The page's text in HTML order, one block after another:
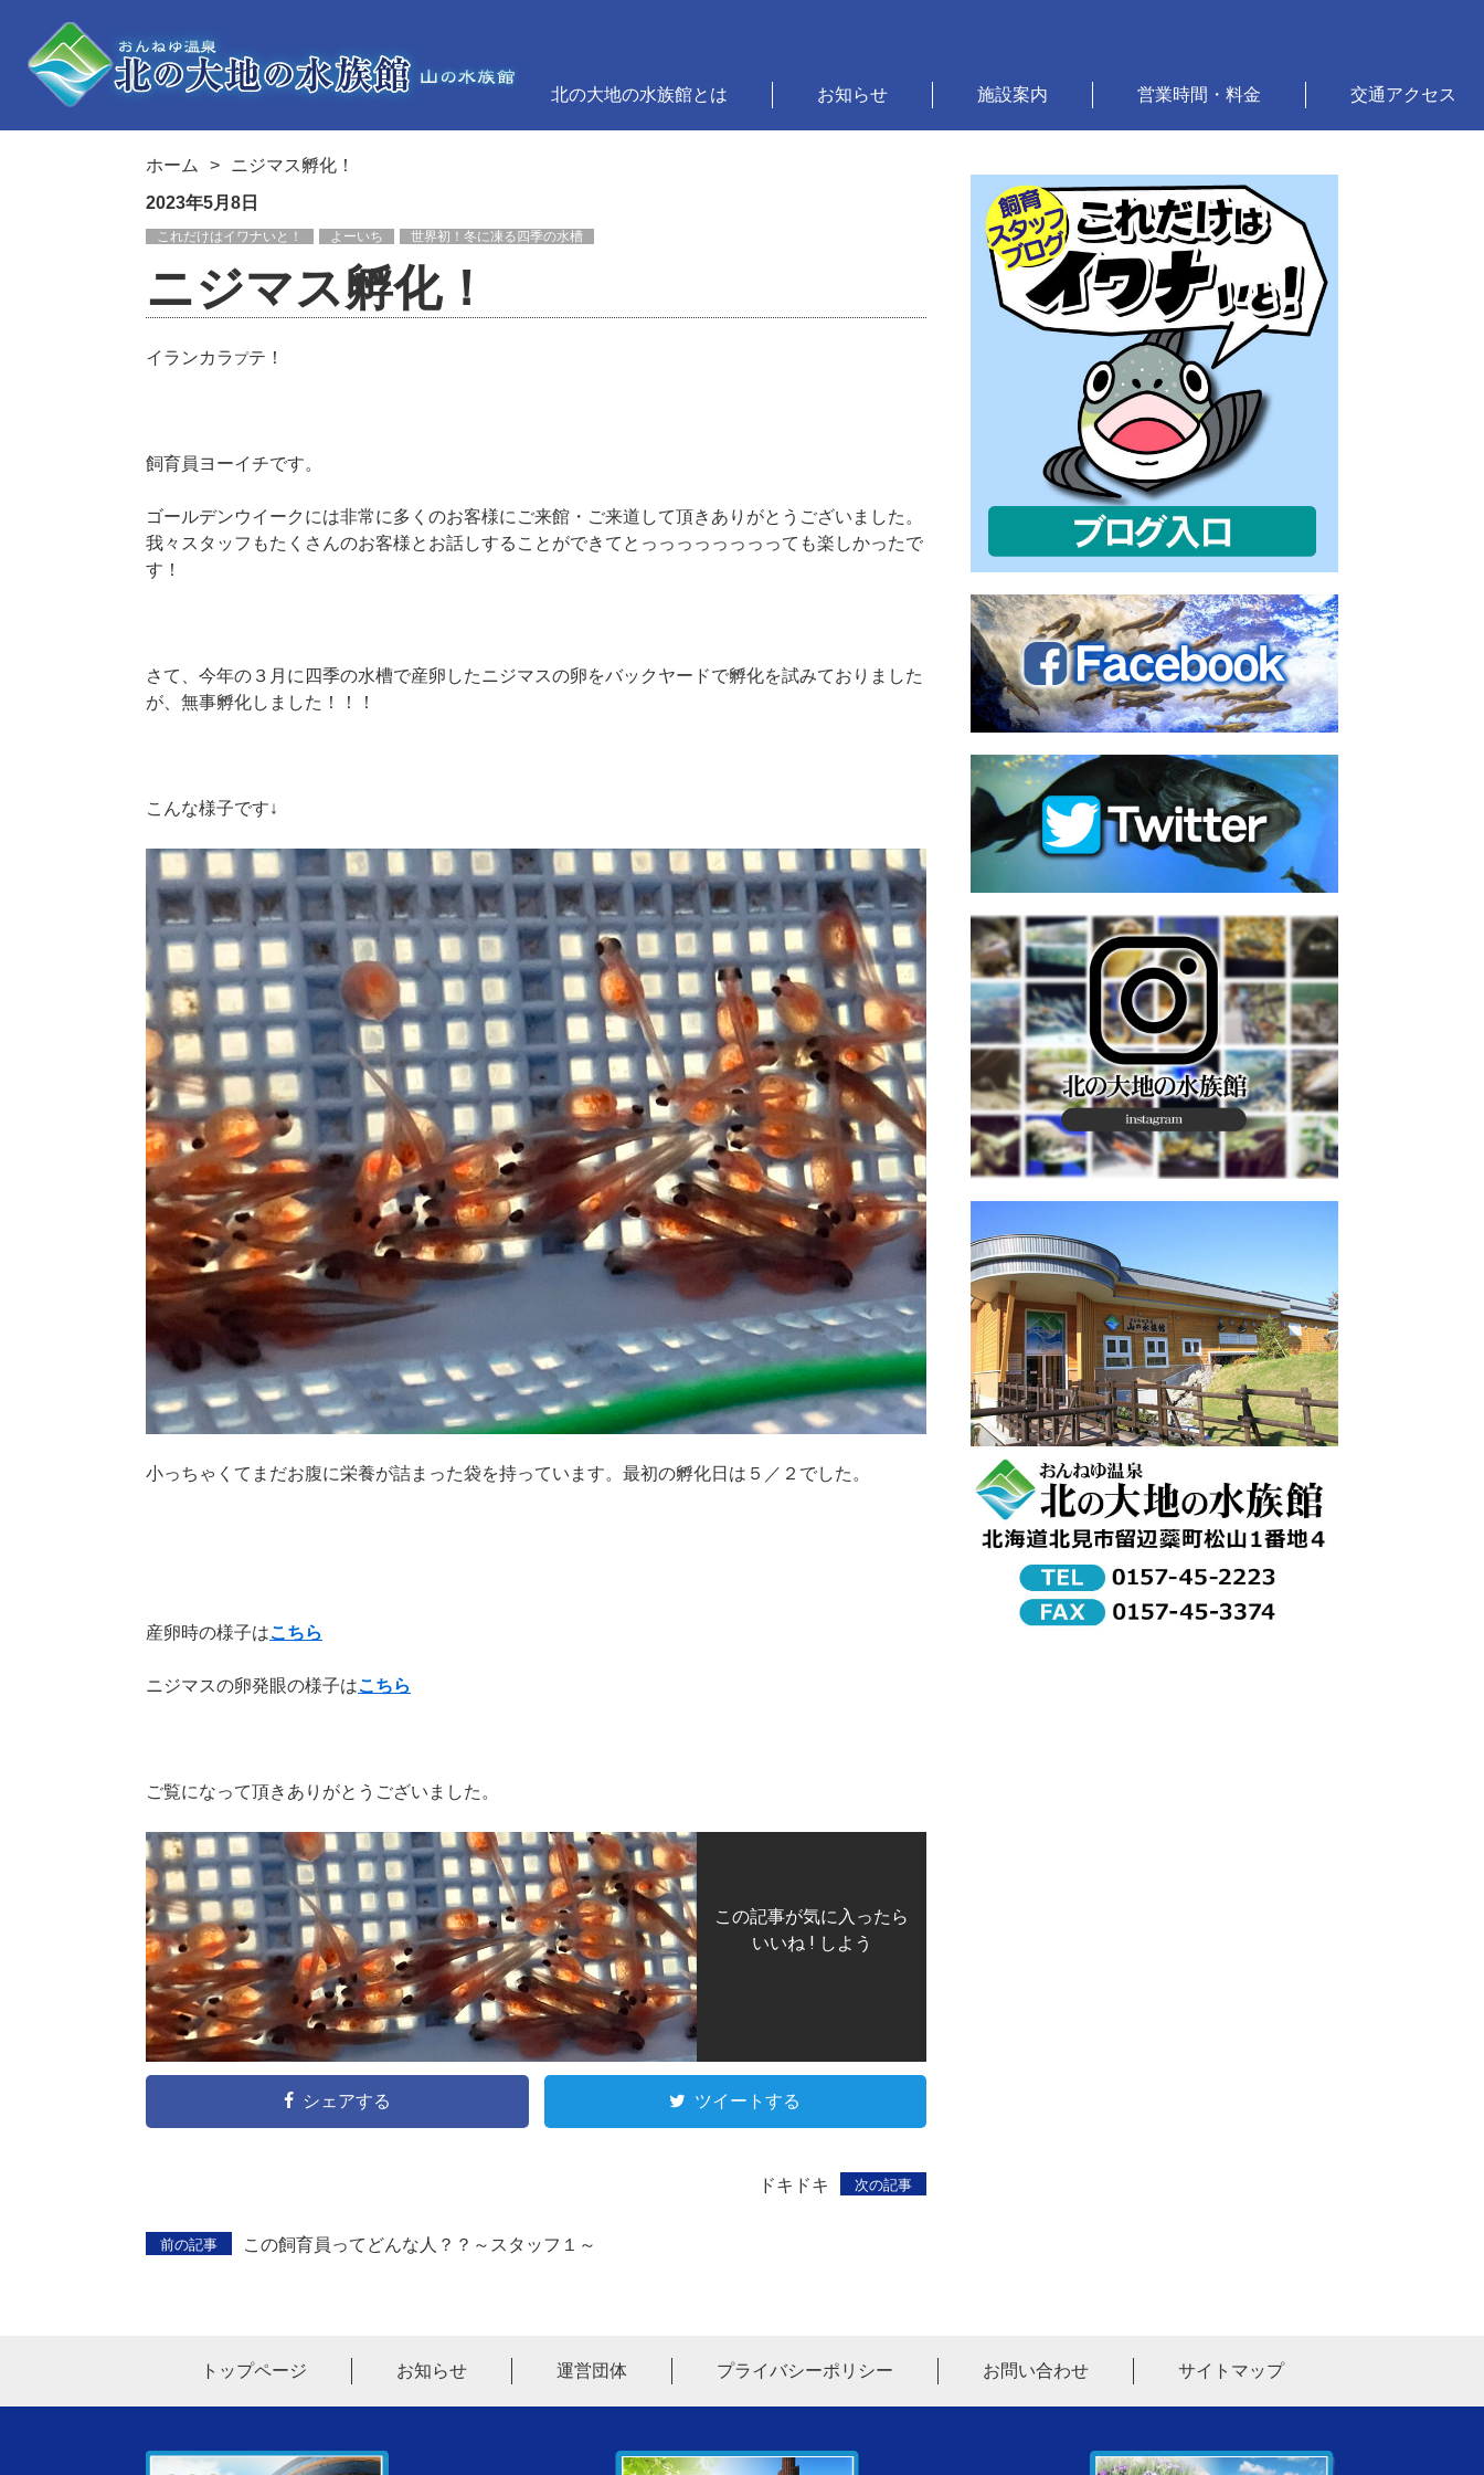
北の大地の水族館とは お知らせ 施設案内 営業時間・料金 交通アクセス
ホーム
ニジマス孵化！
2023年5月8日
これだけはイワナいと！ よーいち 世界初！冬に凍る四季の水槽
ニジマス孵化！
イランカラ プテ！
飼育員ヨーイチです。
ゴールデンウイークには非常に多くのお客様にご来館・ご来道して頂きありがとうございました。
我々スタッフもたくさんのお客様とお話しすることができてとっっっっっっっっても楽しかったで
す！
さて、今年の３月に四季の水槽で産卵したニジマスの卵をバックヤードで孵化を試みておりました
が、無事孵化しました！！！
こんな様子です↓
小っちゃくてまだお腹に栄養が詰まった袋を持っています。最初の孵化日は５／２でした。
産卵時の様子はこちら
ニジマスの卵発眼の様子はこちら
ご覧になって頂きありがとうございました。
この記事が気に入ったら
いいね ! しよう
シェアする ツイートする
次の記事
ドキドキ
前の記事 この飼育員ってどんな人？？～スタッフ１～
トップページ お知らせ 運営団体 プライバシーポリシー お問い合わせ サイトマップ